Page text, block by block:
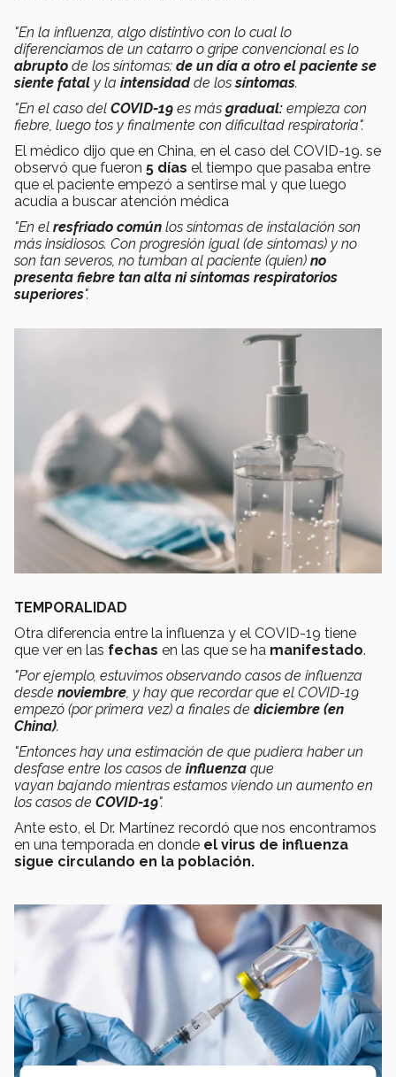
"En la influenza, algo distintivo con lo cual lo
diferenciamos de un catarro o gripe convencional es lo
abrupto de los síntomas: de un día a otro el paciente se
siente fatal y la intensidadde lossíntomas.
"En el caso del COVID-19 es más gradual: empieza con
fiebre, luego tos y finalmente con dificultad respiratoria".
El médico dijo que en China, en el caso del COVID-19. se
observó que fueron 5 días el tiempo que pasaba entre
que el paciente empezó a sentirse mal y que luego
acudía a buscar atención médica
"En el resfriado común los síntomas de instalación son
más insidiosos. Con progresión igual (de síntomas) y no
son tan severos, no tumban al paciente (quien) no
presenta fiebre tan alta ni síntomas respiratorios
superiores".
TEMPORALIDAD
Otra diferencia entre la influenza y el COVID-19 tiene
que ver en las fechas en las que se ha manifestado.
"Por ejemplo, estuvimos observando casos de influenza
desde noviembre, y hay que recordar que el COVID-19
empezó (por primera vez) a finales de diciembre (en
China).
"Entonces hay una estimación de que pudiera haber un
desfase entre los casos de influenza que
vayan bajando mientras estamos viendo un aumento en
los casos de COVID-19".
Ante esto, el Dr. Martínez recordó que nos encontramos
en una temporada en donde el virus de influenza
sigue circulando en la población.